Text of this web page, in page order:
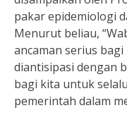
pakar epidemiologi
Menurut beliau,
ancaman serius
diantisipasi dengan
bagi kita untuk
pemerintah dalam